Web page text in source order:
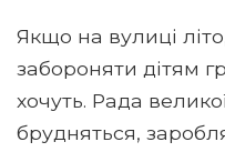
Якщо на вулиці
забороняти дітям
хочуть. Рада
брудняться,